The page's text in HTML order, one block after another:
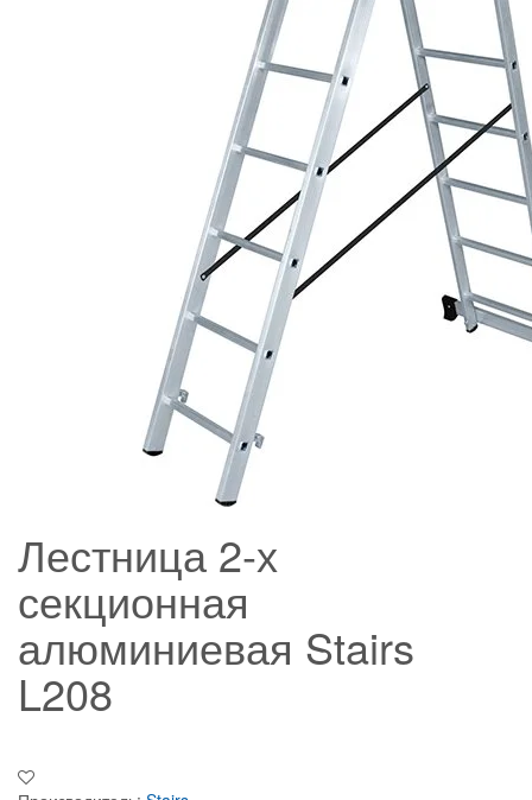
Лестница 2-х
секционная
алюминиевая Stairs
L208